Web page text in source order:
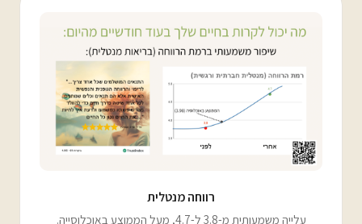
רווחה מנטלית
עלייה משמעותית מ-3.8 ל-4.7, מעל הממוצע באוכלוסייה.